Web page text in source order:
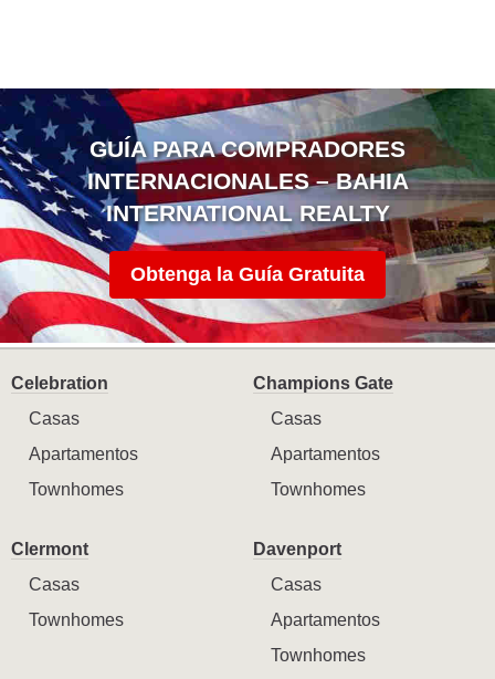
GUÍA PARA COMPRADORES
INTERNACIONALES – BAHIA
INTERNATIONAL REALTY
Obtenga la Guía Gratuita
Celebration
Casas
Apartamentos
Townhomes
Champions Gate
Casas
Apartamentos
Townhomes
Clermont
Casas
Townhomes
Davenport
Casas
Apartamentos
Townhomes